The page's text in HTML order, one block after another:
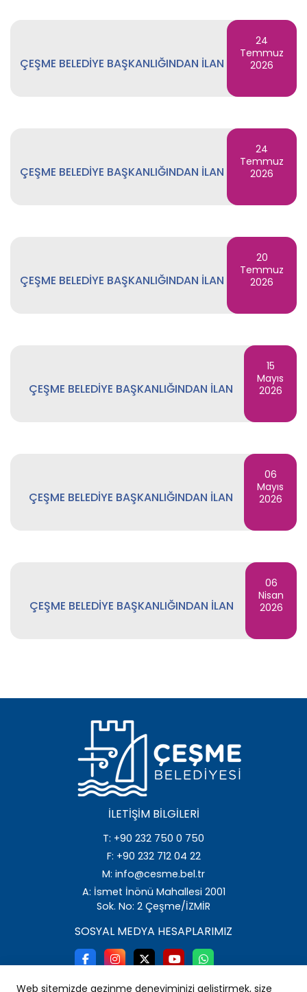
Web sitemizde gezinme deneyiminizi geliştirmek, size
ÇEŞME BELEDİYE BAŞKANLIĞINDAN İLAN
24
Temmuz
2026
ÇEŞME BELEDİYE BAŞKANLIĞINDAN İLAN
24
Temmuz
2026
ÇEŞME BELEDİYE BAŞKANLIĞINDAN İLAN
20
Temmuz
2026
ÇEŞME BELEDİYE BAŞKANLIĞINDAN İLAN
15
Mayıs
2026
ÇEŞME BELEDİYE BAŞKANLIĞINDAN İLAN
06
Mayıs
2026
ÇEŞME BELEDİYE BAŞKANLIĞINDAN İLAN
06
Nisan
2026
İLETIŞIM BILGILERI
T: +90 232 750 0 750
F: +90 232 712 04 22
M: info@cesme.bel.tr
A: İsmet İnönü Mahallesi 2001
Sok. No: 2 Çeşme/İZMİR
SOSYAL MEDYA HESAPLARIMIZ